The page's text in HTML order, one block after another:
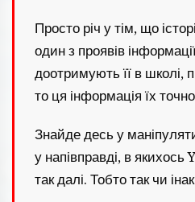
Просто річ у тім, що
один з проявів
доотримують її в школі,
то ця інформація їх
Знайде десь у
у напівправді, в якихось
так далі. Тобто так чи